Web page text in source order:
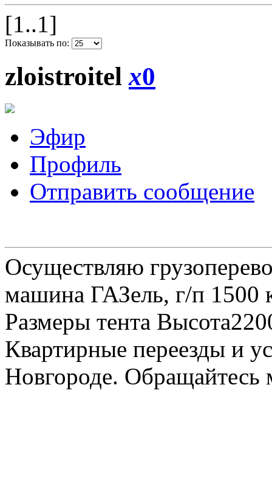
[1..1]
Показывать по:
zloistroitelx0
Эфир
Профиль
Отправить сообщение
Осуществляю
машина ГАЗель, г/п 1500
Размеры тента
Квартирные переезды и
Новгороде.